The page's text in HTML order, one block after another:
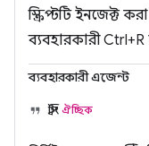
স্ক্রিপ্টটি ইনজেক্ট
ব্যবহারকারী Ctrl+R
ব্যবহারকারী এজেন্ট
স্ট্রিং ঐচ্ছিক